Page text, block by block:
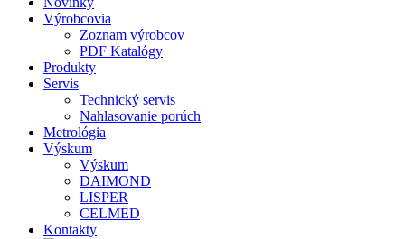
Výrobcovia
Zoznam výrobcov
PDF Katalógy
Produkty
Servis
Technický servis
Nahlasovanie porúch
Metrológia
Výskum
Výskum
DAIMOND
LISPER
CELMED
Kontakty